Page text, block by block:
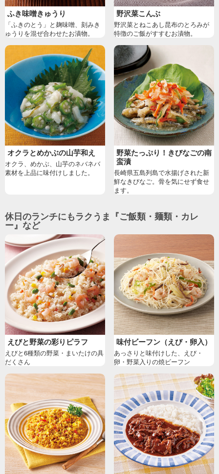
ふき味噌きゅうり
「ふきのとう」と麹味噌、刻みき
ゅうりを混ぜ合わせたお漬物。
野沢菜こんぶ
野沢菜とねこあし昆布のとろみが
特徴のご飯がすすむお漬物。
オクラとめかぶの山芋和え
オクラ、めかぶ、山芋のネバネバ
素材を上品に味付けしました。
野菜たっぷり！きびなごの南
蛮漬
長崎県五島列島で水揚げされた新
鮮なきびなご。骨を気にせず食せ
ます。
休日のランチにもラクうま『ご飯類・麺類・カレ
ー』など
えびと野菜の彩りピラフ
えびと6種類の野菜・まいたけの具
だくさん
味付ビーフン（えび・卵入）
あっさりと味付けした、えび・
卵・野菜入りの焼ビーフン